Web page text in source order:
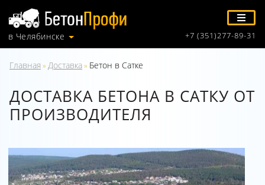
в Челябинске +7 (351)277-89-31
Главная » Доставка» Бетон в Сатке
ДОСТАВКА БЕТОНА В САТКУ ОТ
ПРОИЗВОДИТЕЛЯ